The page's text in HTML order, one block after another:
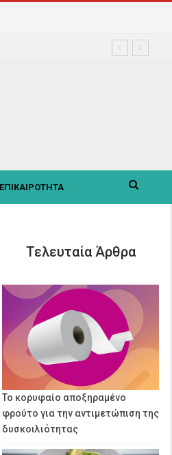
ΕΠΙΚΑΙΡΟΤΗΤΑ
Τελευταία Άρθρα
Το κορυφαίο αποξηραμένο
φρούτο για την αντιμετώπιση της
δυσκοιλιότητας